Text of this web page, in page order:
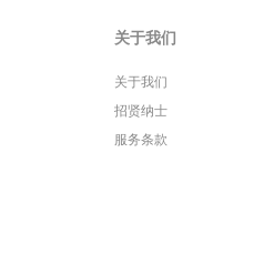
关于我们
关于我们
招贤纳士
服务条款